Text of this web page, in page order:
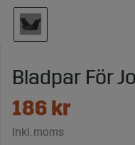
Bladpar För
186 kr
Inkl. moms